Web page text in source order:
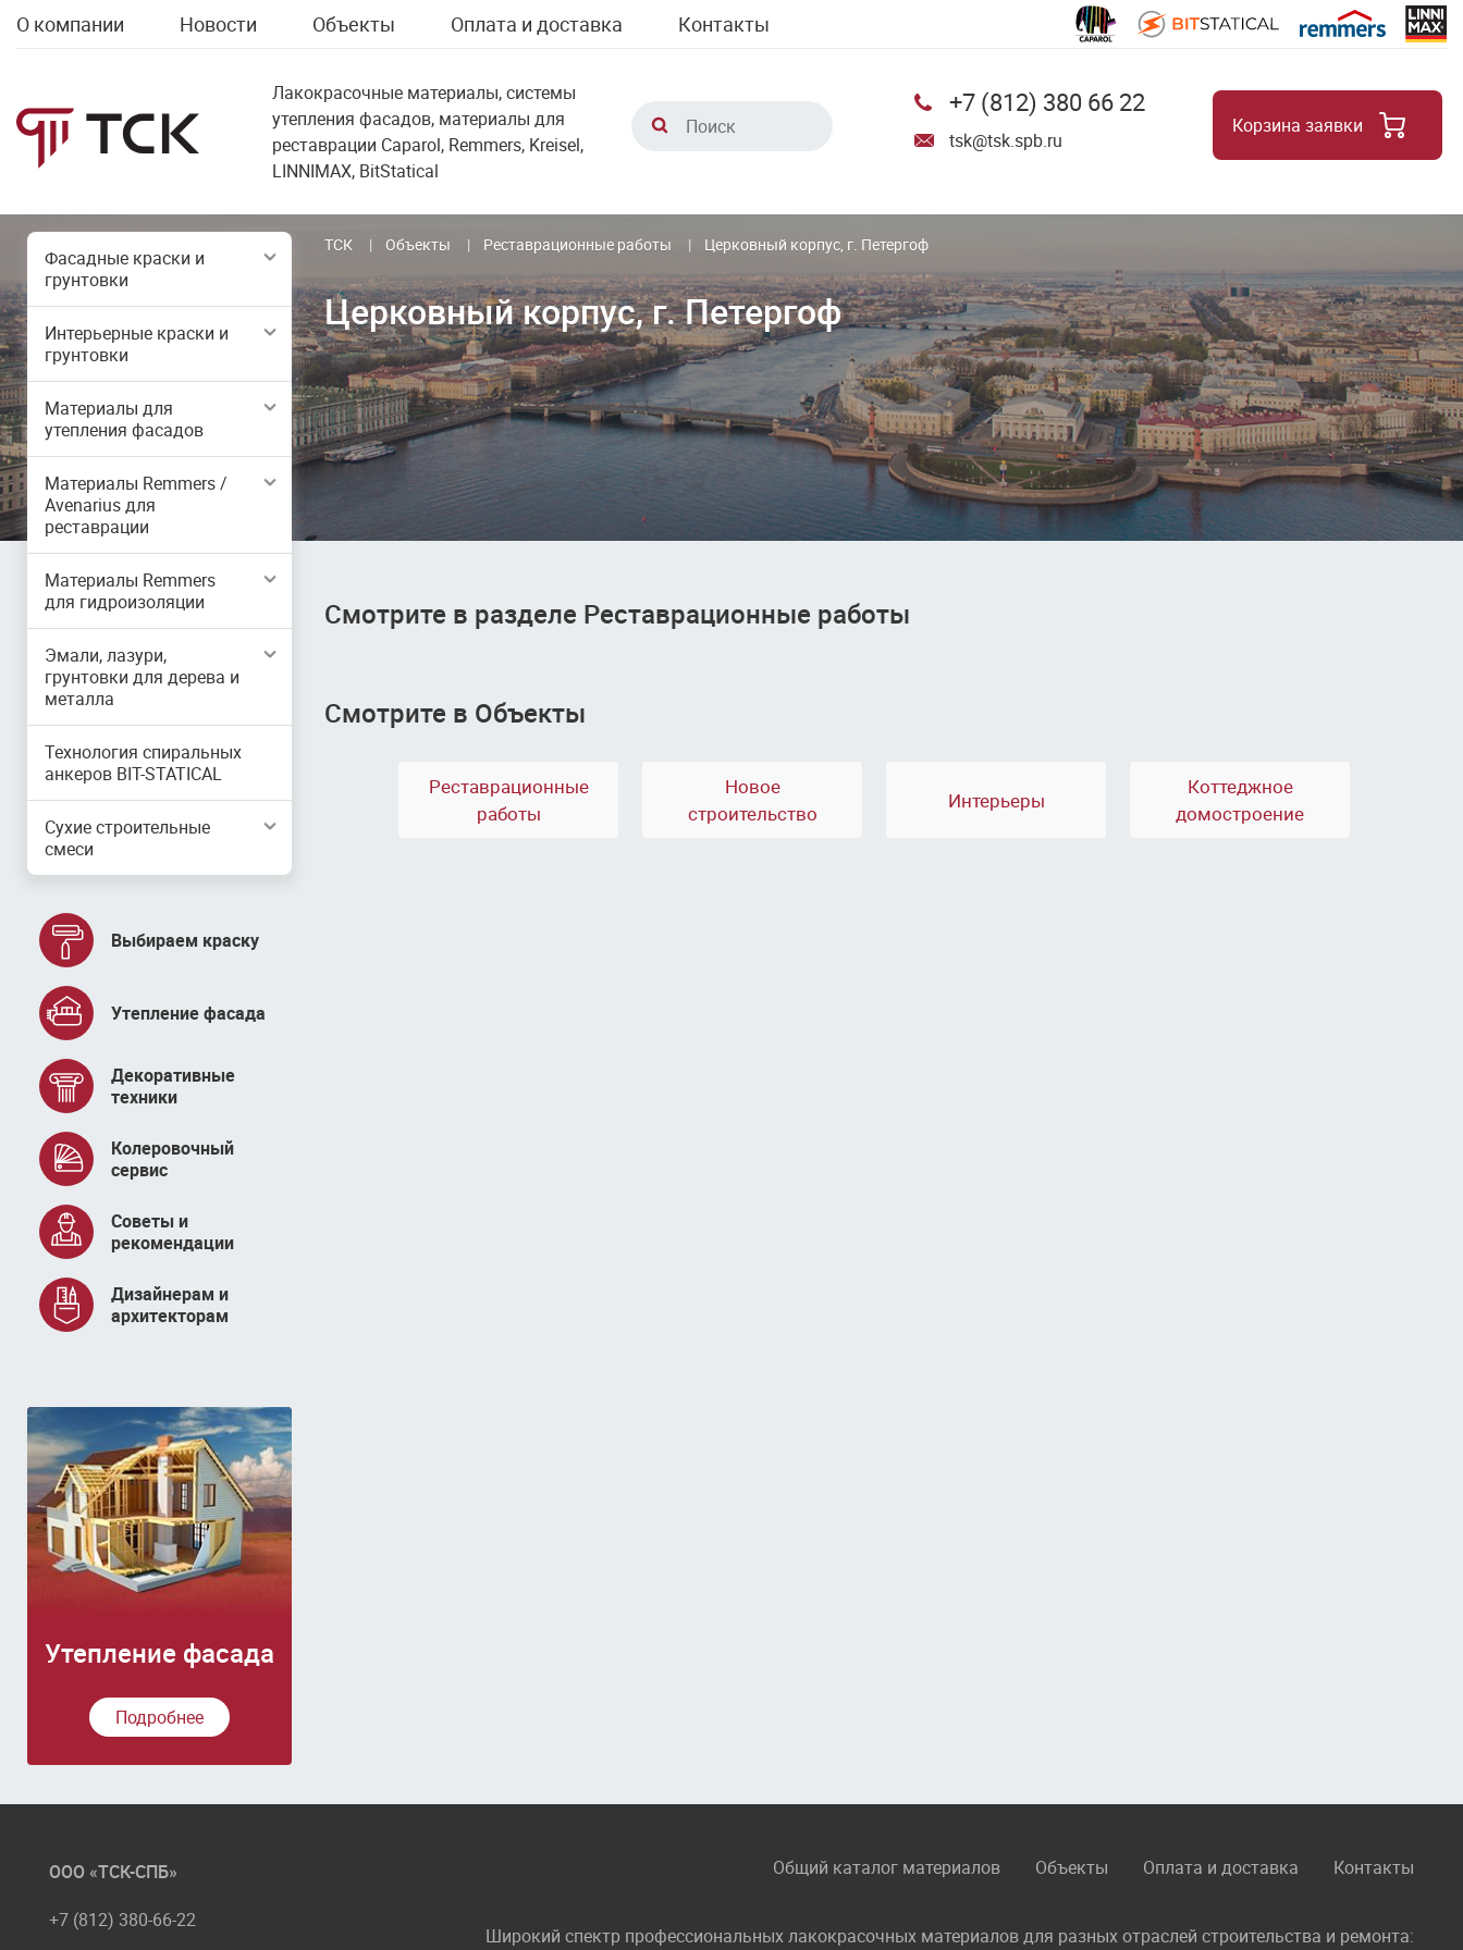
О компании Новости Объекты Оплата и доставка Контакты
Лакокрасочные материалы, системы
утепления фасадов, материалы для
реставрации Caparol, Remmers, Kreisel,
LINNIMAX, BitStatical
+7 (812) 380 66 22
tsk@tsk.spb.ru
Корзина заявки
Фасадные краски и
грунтовки
Интерьерные краски и
грунтовки
Материалы для
утепления фасадов
Материалы Remmers /
Avenarius для
реставрации
Материалы Remmers
для гидроизоляции
Эмали, лазури,
грунтовки для дерева и
металла
Технология спиральных
анкеров BIT-STATICAL
Сухие строительные
смеси
Выбираем краску
Утепление фасада
Декоративные
техники
Колеровочный
сервис
Советы и
рекомендации
Дизайнерам и
архитекторам
Утепление фасада
Подробнее
ТСК Объекты Реставрационные работы Церковный корпус, г. Петергоф
Церковный корпус, г. Петергоф
Смотрите в разделе Реставрационные работы
Смотрите в Объекты
Реставрационные
работы
Новое
строительство
Интерьеры
Коттеджное
домостроение
ООО «ТСК-СПБ»
+7 (812) 380-66-22
Общий каталог материалов Объекты Оплата и доставка Контакты
Широкий спектр профессиональных лакокрасочных материалов для разных отраслей строительства и ремонта: